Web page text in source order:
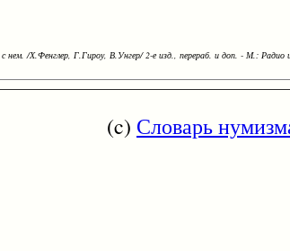
нем. /Х.Фенглер, Г.Гироу, В.Унгер/ 2-е изд., перераб. и доп. - М.: Радио
(c) Словарь